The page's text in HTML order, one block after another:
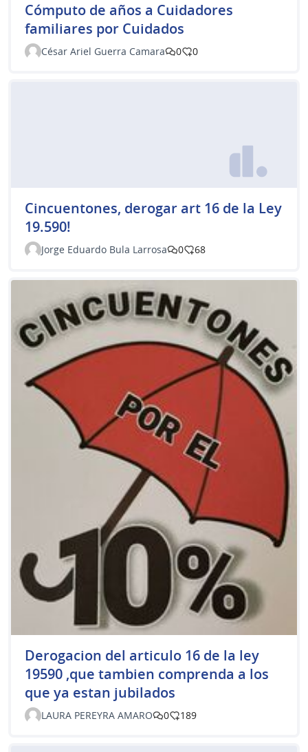
Cómputo de años a Cuidadores
familiares por Cuidados
César Ariel Guerra Camara 0 0
Cincuentones, derogar art 16 de la Ley
19.590!
Jorge Eduardo Bula Larrosa 0 68
Derogacion del articulo 16 de la ley
19590 ,que tambien comprenda a los
que ya estan jubilados
LAURA PEREYRA AMARO 0 189